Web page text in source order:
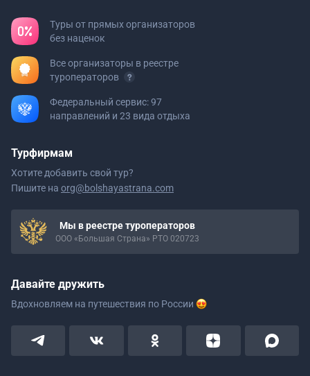
Туры от прямых организаторов
без наценок
Все организаторы в реестре
туроператоров
Федеральный сервис: 97
направлений и 23 вида отдыха
Турфирмам
Хотите добавить свой тур?
Пишите на org@bolshayastrana.com
Мы в реестре туроператоров
ООО «Большая Страна» РТО 020723
Давайте дружить
Вдохновляем на путешествия по России